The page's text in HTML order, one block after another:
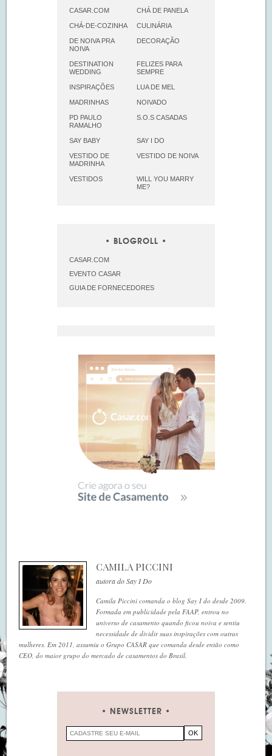
CASAR.COM CHÁ DE PANELA
CHÁ-DE-COZINHA CULINÁRIA
DE NOIVA PRA
NOIVA
DECORAÇÃO
DESTINATION
WEDDING
FELIZES PARA
SEMPRE
INSPIRAÇÕES LUA DE MEL
MADRINHAS NOIVADO
PD PAULO
RAMALHO
S.O.S CASADAS
SAY BABY SAY I DO
VESTIDO DE
MADRINHA
VESTIDO DE NOIVA
VESTIDOS
WILL YOU MARRY
ME?
BLOGROLL
CASAR.COM
EVENTO CASAR
GUIA DE FORNECEDORES
CAMILA PICCINI
autora do Say I Do
Camila Piccini comanda o blog Say I do desde 2009.
Formada em publicidade pela FAAP, entrou no
universo de casamento quando ficou noiva e sentiu
necessidade de dividir suas inspirações com outras
mulheres. Em 2011, assumiu o Grupo CASAR que comanda desde então como
CEO, do maior grupo do mercado de casamentos do Brasil.
NEWSLETTER